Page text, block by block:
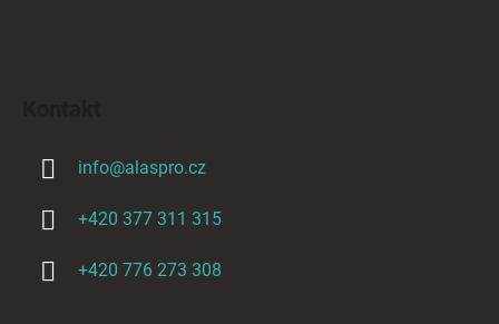
info@alaspro.cz
+420 377 311 315
+420 776 273 308